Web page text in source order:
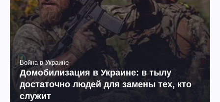
Война в Украине
Домобилизация в Украине: в тылу
достаточно людей для замены тех, кто
служит